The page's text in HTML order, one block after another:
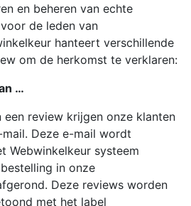
en beheren van echte
de leden van
hanteert verschillende
om de herkomst te verklaren:
…
review krijgen onze klanten
Deze e-mail wordt
Webwinkelkeur systeem
in onze
Deze reviews worden
met het label